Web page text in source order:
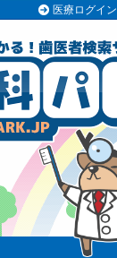
医療ログイン
70038医院
登録中!